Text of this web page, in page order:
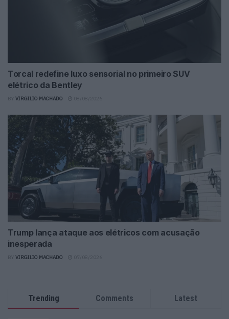
Torcal redefine luxo sensorial no primeiro SUV
elétrico da Bentley
VIRGILIO MACHADO
Trump lança ataque aos elétricos com acusação
inesperada
VIRGILIO MACHADO
Trending Comments Latest